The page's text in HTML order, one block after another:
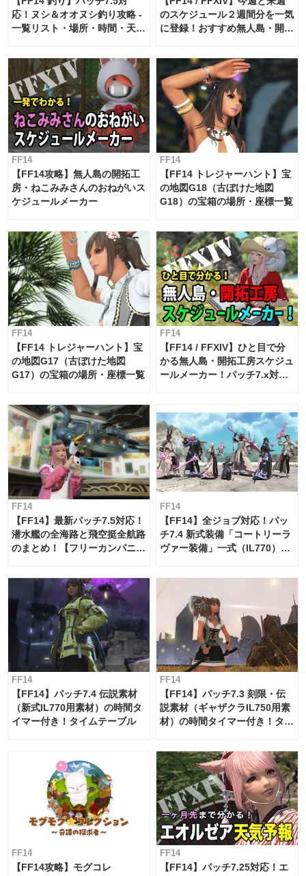
応！ヌシ＆オオヌシ釣り攻略 -
一覧リスト・場所・時間・天
のスケジュール２週間分を一気
に登録！おすすめ無人島・開拓
FF14
【FF14攻略】無人島の開拓工
房・ねこみみさんのおねがいス
ケジュールメーカー
FF14
【FF14 トレジャーハント】宝
の地図G18（古ぼけた地図
G18）の宝箱の場所・座標一覧
FF14
【FF14 トレジャーハント】宝
の地図G17（古ぼけた地図
G17）の宝箱の場所・座標一覧
FF14
【FF14 / FFXIV】ひと目で分
かる無人島・開拓工房スケジュ
ールメーカー！パッチ7.x対応
FF14
【FF14】最新パッチ7.5対応！
潜水艦の全海路と飛空挺全航路
のまとめ！【フリーカンパニ
FF14
【FF14】全ジョブ対応！パッ
チ7.4 新式装備「コートリーラ
ヴァー装備」一式（IL770）の
FF14
【FF14】パッチ7.4 伝説素材
（新式IL770用素材）の時間タ
イマー付き！タイムテーブル
FF14
【FF14】パッチ7.3 刻限・伝
説素材（ギャザクラIL750用素
材）の時間タイマー付き！タイ
FF14
【FF14攻略】モグコレ
FF14
【FF14】パッチ7.25対応！エ